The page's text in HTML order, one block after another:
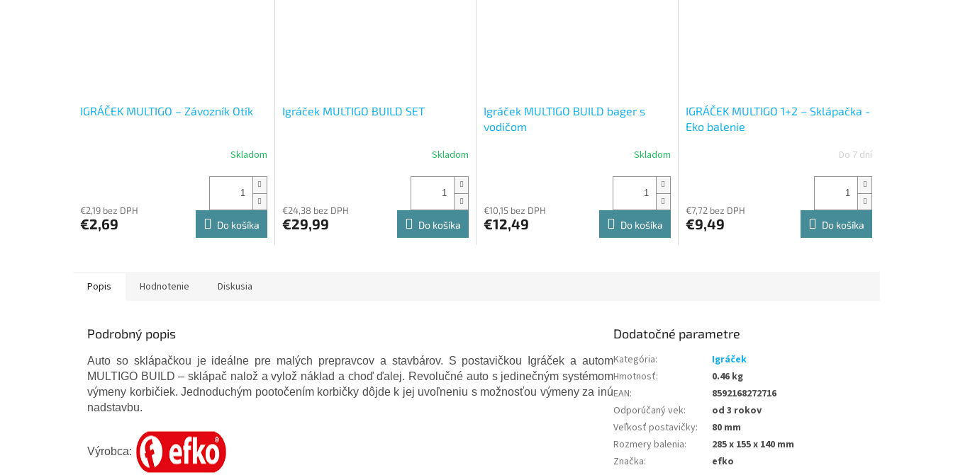
IGRÁČEK MULTIGO – Závozník Otík
Skladom
€2,19 bez DPH
€2,69 Do košíka
Igráček MULTIGO BUILD SET
Skladom
€24,38 bez DPH
€29,99 Do košíka
Igráček MULTIGO BUILD bager s
vodičom
Skladom
€10,15 bez DPH
€12,49 Do košíka
IGRÁČEK MULTIGO 1+2 – Sklápačka -
Eko balenie
Do 7 dní
€7,72 bez DPH
€9,49 Do košíka
Popis Hodnotenie Diskusia
Podrobný popis
Auto so sklápačkou je ideálne pre malých prepravcov a stavbárov. S postavičkou Igráček a autom
MULTIGO BUILD – sklápač nalož a vylož náklad a choď ďalej. Revolučné auto s jedinečným systémom
výmeny korbičiek. Jednoduchým pootočením korbičky dôjde k jej uvoľneniu s možnosťou výmeny za inú
nadstavbu.
Výrobca:
Dodatočné parametre
Kategória:
Igráček
Hmotnosť:
0.46 kg
EAN:
8592168272716
Odporúčaný vek:
od 3 rokov
Veľkosť postavičky:
80 mm
Rozmery balenia:
285 x 155 x 140 mm
Značka: efko